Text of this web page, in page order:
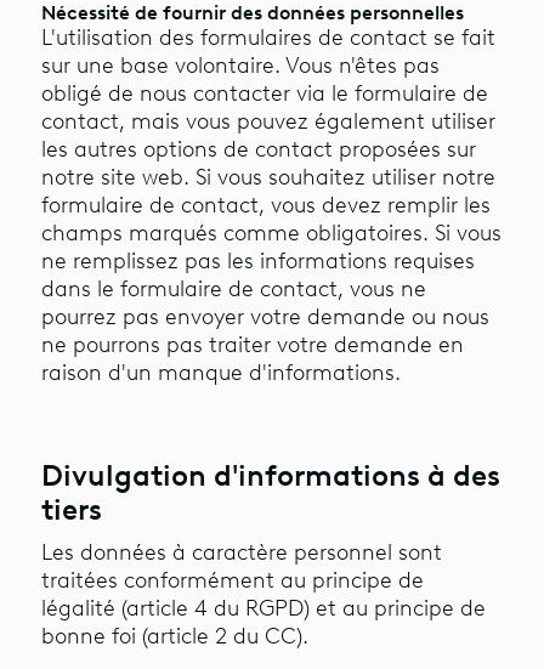
Nécessité de fournir des données personnelles
L'utilisation des formulaires de contact se fait
sur une base volontaire. Vous n'êtes pas
obligé de nous contacter via le formulaire de
contact, mais vous pouvez également utiliser
les autres options de contact proposées sur
notre site web. Si vous souhaitez utiliser notre
formulaire de contact, vous devez remplir les
champs marqués comme obligatoires. Si vous
ne remplissez pas les informations requises
dans le formulaire de contact, vous ne
pourrez pas envoyer votre demande ou nous
ne pourrons pas traiter votre demande en
raison d'un manque d'informations.
Divulgation d'informations à des
tiers
Les données à caractère personnel sont
traitées conformément au principe de
légalité (article 4 du RGPD) et au principe de
bonne foi (article 2 du CC).